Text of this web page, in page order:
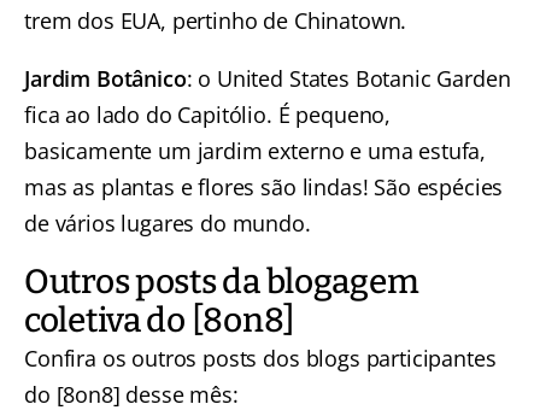
trem dos EUA, pertinho de Chinatown.
Jardim Botânico: o United States Botanic Garden
fica ao lado do Capitólio. É pequeno,
basicamente um jardim externo e uma estufa,
mas as plantas e flores são lindas! São espécies
de vários lugares do mundo.
Outros posts da blogagem
coletiva do [8on8]
Confira os outros posts dos blogs participantes
do [8on8] desse mês: